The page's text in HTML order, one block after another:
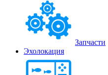
Запчасти
Эхолокация